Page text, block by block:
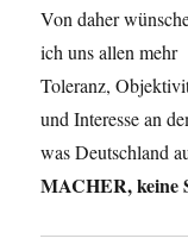
Von daher
ich uns allen mehr
Toleranz,
und Interesse an
was Deutschland
MACHER, keine